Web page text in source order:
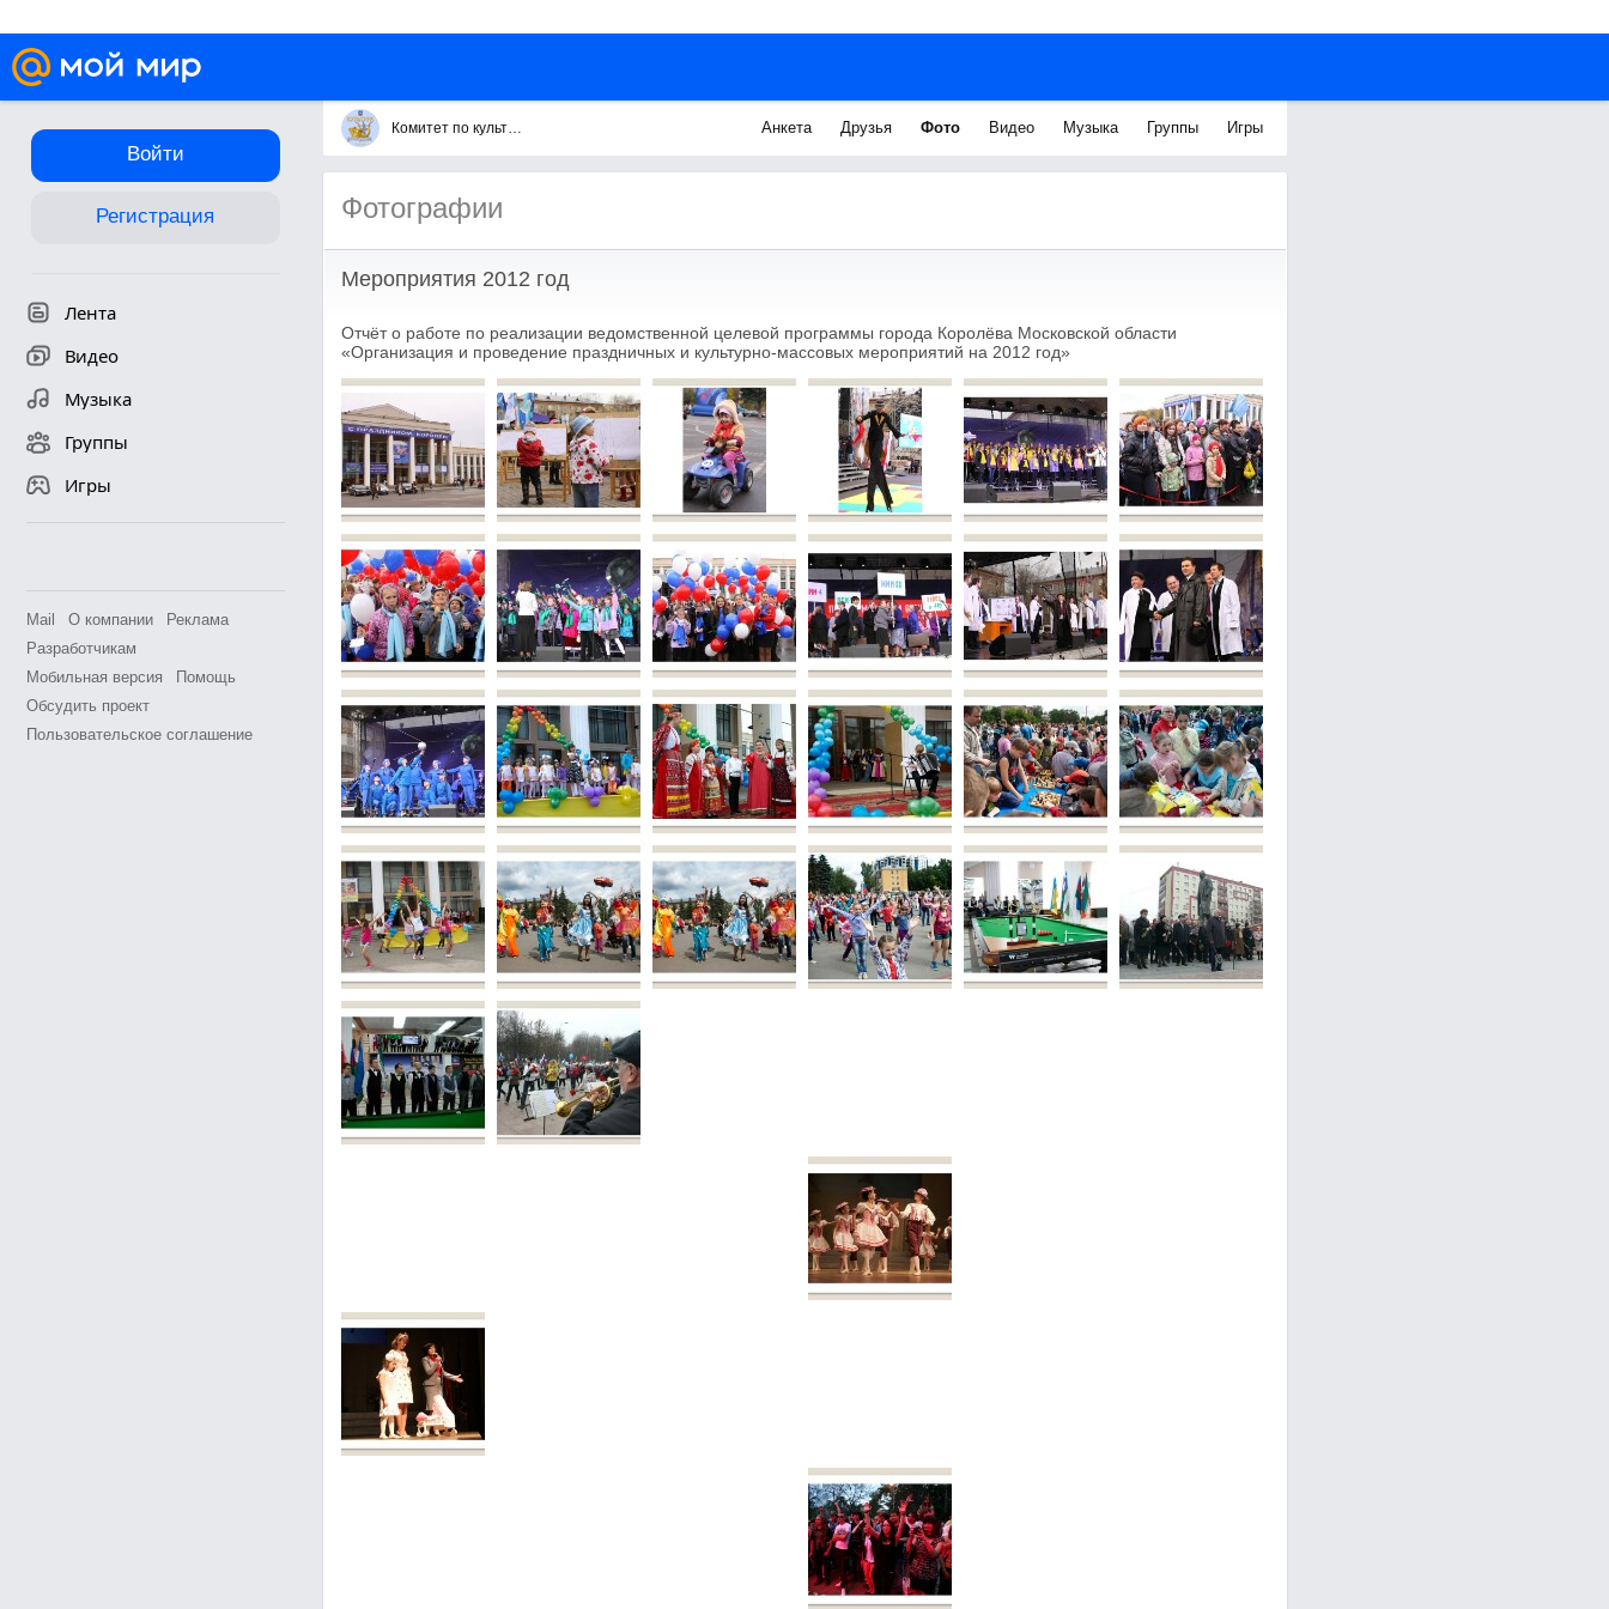
Войти
Регистрация
Лента
Видео
Музыка
Группы
Игры
Mail О компании
Реклама
Разработчикам
Мобильная версия
Помощь
Обсудить проект
Пользовательское соглашение
Комитет по культуре городского округа Королёв Анкета Друзья Фото Видео Музыка Группы Игры
Фотографии
Мероприятия 2012 год
Отчёт о работе по реализации ведомственной целевой программы города Королёва Московской области
«Организация и проведение праздничных и культурно-массовых мероприятий на 2012 год»